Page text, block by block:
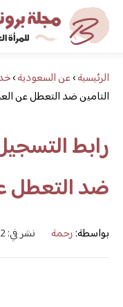
مجلةالرئيسية›عن السعودية›
التامين ضد التعطل عن العمل
رابط
ضد التعطل عن
بواسطة:رحمة نشر في: 12 مايو، 2023